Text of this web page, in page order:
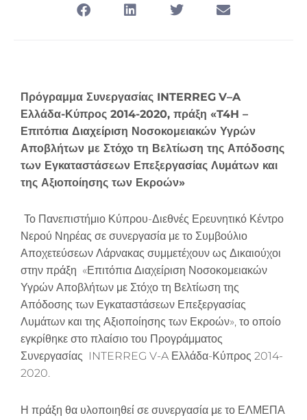
Πρόγραμμα Συνεργασίας INTERREG V–A
Ελλάδα-Κύπρος 2014-2020, πράξη «T4H –
Επιτόπια Διαχείριση Νοσοκομειακών Υγρών
Αποβλήτων με Στόχο τη Βελτίωση της Απόδοσης
των Εγκαταστάσεων Επεξεργασίας Λυμάτων και
της Αξιοποίησης των Εκροών»
Το Πανεπιστήμιο Κύπρου-Διεθνές Ερευνητικό Κέντρο
Νερού Νηρέας σε συνεργασία με το Συμβούλιο
Αποχετεύσεων Λάρνακας συμμετέχουν ως Δικαιούχοι
στην πράξη «Επιτόπια Διαχείριση Νοσοκομειακών
Υγρών Αποβλήτων με Στόχο τη Βελτίωση της
Απόδοσης των Εγκαταστάσεων Επεξεργασίας
Λυμάτων και της Αξιοποίησης των Εκροών», το οποίο
εγκρίθηκε στο πλαίσιο του Προγράμματος
Συνεργασίας INTERREG V-A Ελλάδα-Κύπρος 2014-
2020.
Η πράξη θα υλοποιηθεί σε συνεργασία με το ΕΛΜΕΠΑ